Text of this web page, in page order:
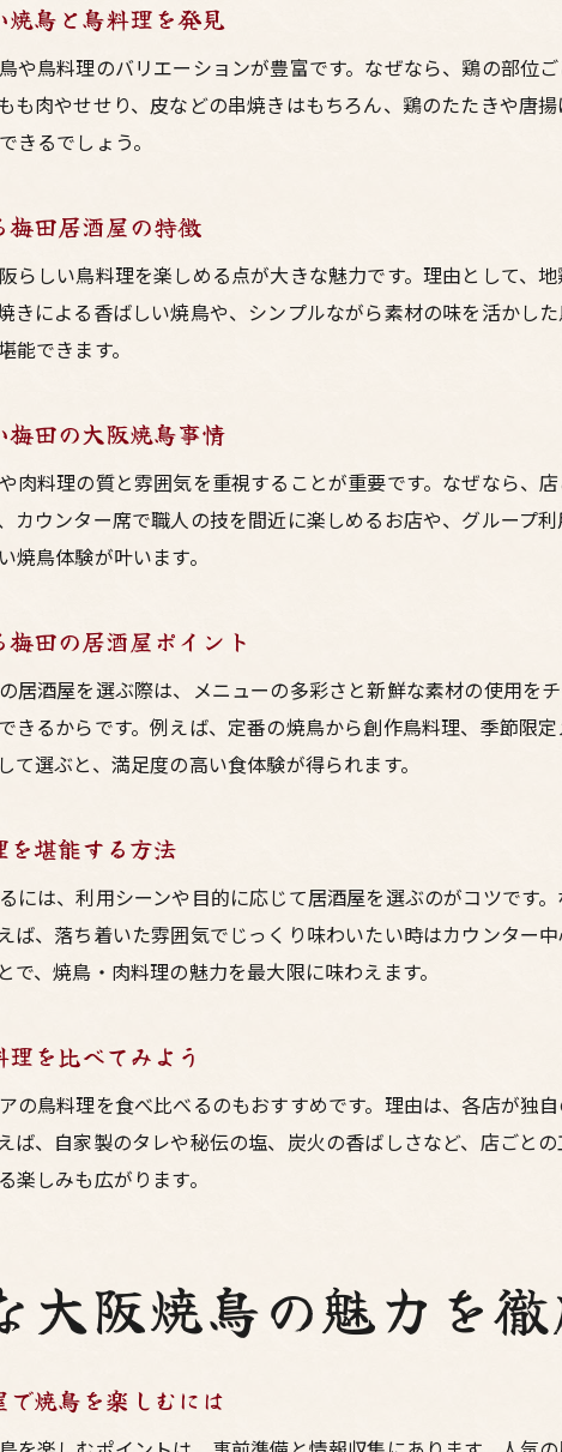
大阪の居酒屋で美味しい焼鳥を
梅田の鳥料理で押さえたい選び
梅田の大阪焼鳥を美味しく選ぶ
梅田で満喫する焼鳥と肉料理の最新
梅田で人気上昇中の大阪鳥料理
大阪の焼鳥・肉料理のトレンド
鳥と鳥料理を発見
や鳥料理のバリエーションが豊富です。なぜなら、鶏の部位
も肉やせせり、皮などの串焼きはもちろん、鶏のたたきや唐
きるでしょう。
梅田居酒屋の特徴
らしい鳥料理を楽しめる点が大きな魅力です。理由として、
きによる香ばしい焼鳥や、シンプルながら素材の味を活かし
できます。
田の大阪焼鳥事情
肉料理の質と雰囲気を重視することが重要です。なぜなら、
カウンター席で職人の技を間近に楽しめるお店や、グループ
焼鳥体験が叶います。
田の居酒屋ポイント
居酒屋を選ぶ際は、メニューの多彩さと新鮮な素材の使用を
きるからです。例えば、定番の焼鳥から創作鳥料理、季節限
て選ぶと、満足度の高い食体験が得られます。
堪能する方法
には、利用シーンや目的に応じて居酒屋を選ぶのがコツです
ば、落ち着いた雰囲気でじっくり味わいたい時はカウンター
で、焼鳥・肉料理の魅力を最大限に味わえます。
を比べてみよう
の鳥料理を食べ比べるのもおすすめです。理由は、各店が独
ば、自家製のタレや秘伝の塩、炭火の香ばしさなど、店ごと
楽しみも広がります。
大阪焼鳥の魅力を
焼鳥を楽しむには